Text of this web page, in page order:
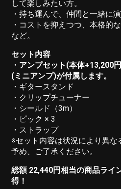
して楽しみたい方。
・持ち運んで、仲間と一緒に
・コストを抑えつつ、本格的
など。
セット内容
・アンプセット(本体+13,200
(ミニアンプ)が付属します。
・ギタースタンド
・クリップチューナー
・シールド（3m）
・ピック × 3
・ストラップ
※セット内容は状況により異
予め、ご了承ください。
総額 22,440円相当の商品ライ
得！